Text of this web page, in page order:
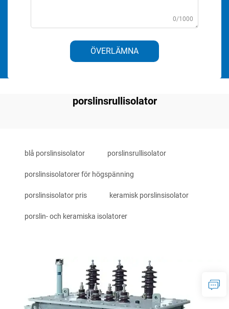
0/1000
ÖVERLÄMNA
porslinsrullisolator
blå porslinsisolator porslinsrullisolator
porslinsisolatorer för högspänning
porslinsisolator pris keramisk porslinsisolator
porslin- och keramiska isolatorer